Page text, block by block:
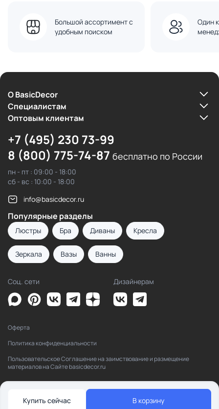
Большой ассортимент с
удобным поиском
Один
Купить сейчас В корзину
О BasicDecor
Cпециалистам
Оптовым клиентам
+7 (495) 230 73-99
8 (800) 775-74-87 бесплатно по России
пн - пт : 09:00 - 18:00
сб - вс : 10:00 - 18:00
info@basicdecor.ru
Популярные разделы
Люстры Бра Диваны Кресла
Зеркала Вазы Ванны
Соц. сети Дизайнерам
Оферта
Политика конфиденциальности
Пользовательское Соглашение на заимствование и размещение
материалов на Сайте basicdecor.ru